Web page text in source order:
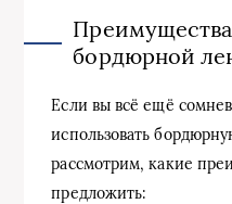
бордюрной
Если вы всё ещё
использовать
рассмотрим, какие
предложить: